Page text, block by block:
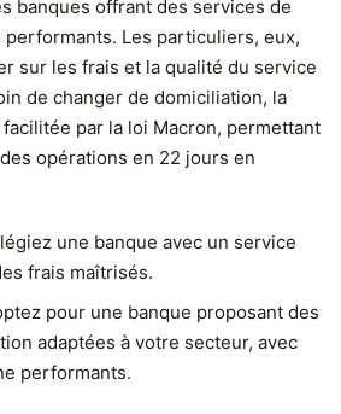
banques offrant des services de
Les particuliers, eux,
sur les frais et la qualité du service
de changer de domiciliation, la
par la loi Macron, permettant
opérations en 22 jours en
une banque avec un service
frais maîtrisés.
pour une banque proposant des
adaptées à votre secteur, avec
performants.